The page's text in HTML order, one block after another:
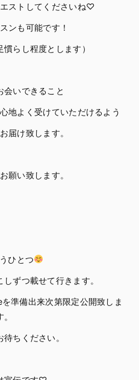
ストしてくださいね♡
ンも可能です！
慣らし程度とします）
会いできること
地よく受けていただけるよう
届け致します。
願い致します。
ひとつ
ずつ載せて行きます。
準備出来次第限定公開致しま
。
ちください。